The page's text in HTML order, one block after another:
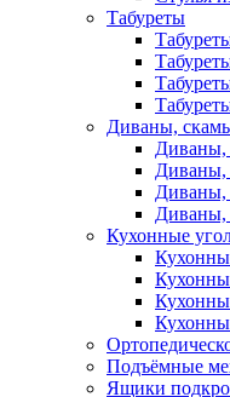
Табуреты
Диваны,
Диваны,
Диваны,
Диваны,
Диваны,
Кухонные
Подъёмные
Ящики